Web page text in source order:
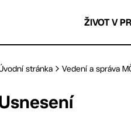
ŽIVOT V
stránka Vedení a správa